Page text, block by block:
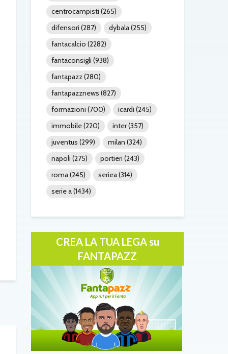
centrocampisti (265)
difensori (287) dybala(255)
fantacalcio (2282)
fantaconsigli (938)
fantapazz(280)
fantapazznews (827)
formazioni (700) icardi (245)
immobile(220) inter(357)
juventus (299) milan (324)
napoli (275) portieri (243)
roma(245) seriea(314)
serie a(1434)
CREA LA TUA LEGA su
FANTAPAZZ